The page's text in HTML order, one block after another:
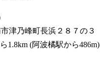
津乃峰町長浜２８７の３
1.8km (阿波橘駅から486m)